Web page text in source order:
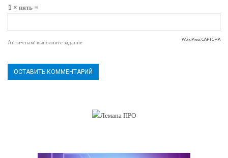
1 × пять =
Анти-спам: выполните задание WordPress CAPTCHA